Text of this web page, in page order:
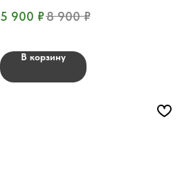
5 900 ₽8 900 ₽
В корзину